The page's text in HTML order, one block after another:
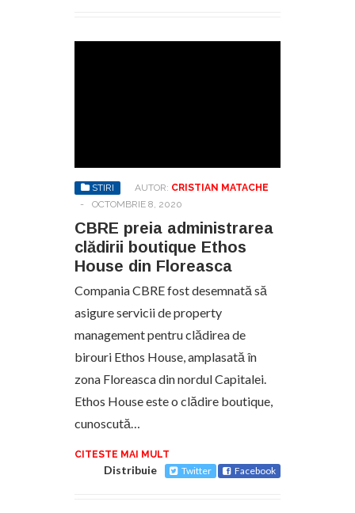
STIRI AUTOR: CRISTIAN MATACHE
-
OCTOMBRIE 8, 2020
CBRE preia administrarea
clădirii boutique Ethos
House din Floreasca
Compania CBRE fost desemnată să
asigure servicii de property
management pentru clădirea de
birouri Ethos House, amplasată în
zona Floreasca din nordul Capitalei.
Ethos House este o clădire boutique,
cunoscută…
CITESTE MAI MULT
Distribuie Twitter Facebook